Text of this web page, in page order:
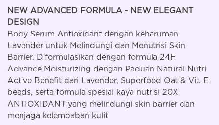
NEW ADVANCED FORMULA - NEW ELEGANT
DESIGN
Body Serum Antioxidant dengan keharuman
Lavender untuk Melindungi dan Menutrisi Skin
Barrier. Diformulasikan dengan formula 24H
Advance Moisturizing dengan Paduan Natural Nutri
Active Benefit dari Lavender, Superfood Oat & Vit. E
beads, serta formula spesial kaya nutrisi 20X
ANTIOXIDANT yang melindungi skin barrier dan
menjaga kelembaban kulit.